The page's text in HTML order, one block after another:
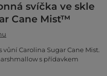
svíčka ve skle
Cane Mist™
vůní Carolina Sugar Cane Mist.
s přídavkem